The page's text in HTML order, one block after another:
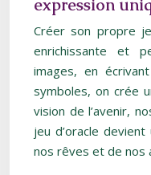
expression
Créer son propre
enrichissante et
images, en
symboles, on crée
vision de l’avenir,
jeu d’oracle
nos rêves et de nos